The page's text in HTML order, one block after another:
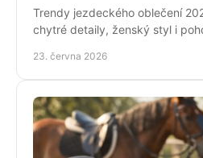
Trendy jezdeckého oblečení
chytré detaily, ženský styl i
23. června 2026